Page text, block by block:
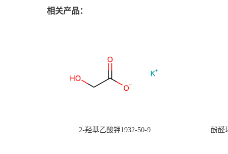
相关产品：
2-羟基乙酸钾1932-50-9 酚醛